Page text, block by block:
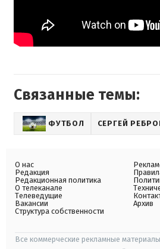
Связанные темы:
ФУТБОЛ СЕРГЕЙ
О нас
Редакция
Редакционная политика
О телеканале
Телеведущие
Вакансии
Структура собственности
Архив
Все коммерческие рекламные